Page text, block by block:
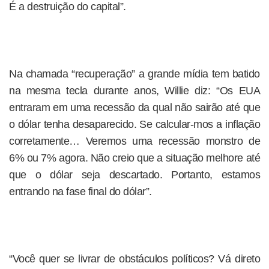
É a destruição do capital”.
Na chamada “recuperação” a grande mídia tem batido
na mesma tecla durante anos, Willie diz: “Os EUA
entraram em uma recessão da qual não sairão até que
o dólar tenha desaparecido. Se calcular-mos a inflação
corretamente… Veremos uma recessão monstro de
6% ou 7% agora. Não creio que a situação melhore até
que o dólar seja descartado. Portanto, estamos
entrando na fase final do dólar”.
“Você quer se livrar de obstáculos políticos? Vá direto